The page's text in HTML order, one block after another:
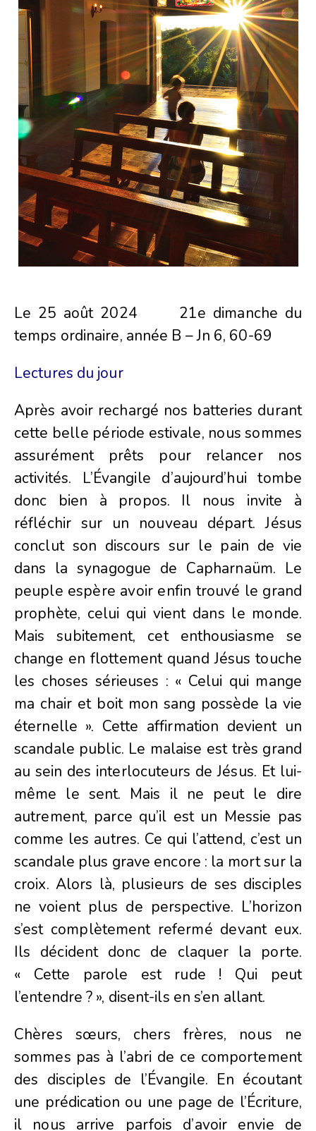
Le 25 août 2024 21e dimanche du
temps ordinaire, année B – Jn 6, 60-69
Lectures du jour
Après avoir rechargé nos batteries durant
cette belle période estivale, nous sommes
assurément prêts pour relancer nos
activités. L’Évangile d’aujourd’hui tombe
donc bien à propos. Il nous invite à
réfléchir sur un nouveau départ. Jésus
conclut son discours sur le pain de vie
dans la synagogue de Capharnaüm. Le
peuple espère avoir enfin trouvé le grand
prophète, celui qui vient dans le monde.
Mais subitement, cet enthousiasme se
change en flottement quand Jésus touche
les choses sérieuses : « Celui qui mange
ma chair et boit mon sang possède la vie
éternelle ». Cette affirmation devient un
scandale public. Le malaise est très grand
au sein des interlocuteurs de Jésus. Et lui-
même le sent. Mais il ne peut le dire
autrement, parce qu’il est un Messie pas
comme les autres. Ce qui l’attend, c’est un
scandale plus grave encore : la mort sur la
croix. Alors là, plusieurs de ses disciples
ne voient plus de perspective. L’horizon
s’est complètement refermé devant eux.
Ils décident donc de claquer la porte.
« Cette parole est rude ! Qui peut
l’entendre ? », disent-ils en s’en allant.
Chères sœurs, chers frères, nous ne
sommes pas à l’abri de ce comportement
des disciples de l’Évangile. En écoutant
une prédication ou une page de l’Écriture,
il nous arrive parfois d’avoir envie de